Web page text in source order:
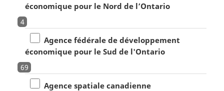
économique pour le Nord de l’Ontario
4
Agence fédérale de développement
économique pour le Sud de l'Ontario
69
Agence spatiale canadienne